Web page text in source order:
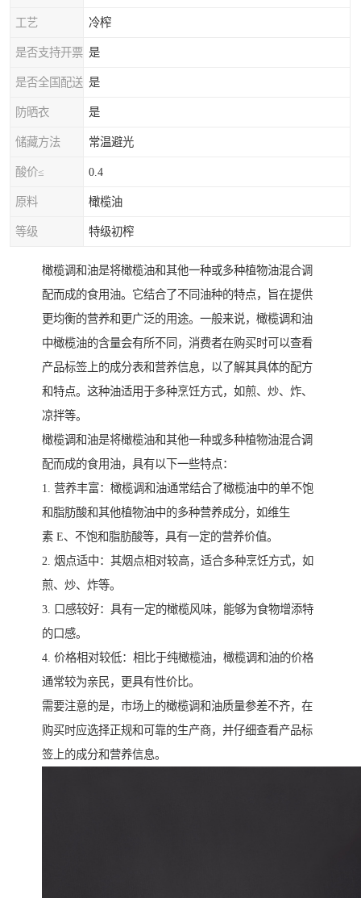
工艺 冷榨
是否支持开票 是
是否全国配送 是
防晒衣 是
储藏方法 常温避光
酸价≤ 0.4
原料 橄榄油
等级 特级初榨
橄榄调和油是将橄榄油和其他一种或多种植物油混合调
配而成的食用油。它结合了不同油种的特点，旨在提供
更均衡的营养和更广泛的用途。一般来说，橄榄调和油
中橄榄油的含量会有所不同，消费者在购买时可以查看
产品标签上的成分表和营养信息，以了解其具体的配方
和特点。这种油适用于多种烹饪方式，如煎、炒、炸、
凉拌等。
橄榄调和油是将橄榄油和其他一种或多种植物油混合调
配而成的食用油，具有以下一些特点：
1. 营养丰富：橄榄调和油通常结合了橄榄油中的单不饱
和脂肪酸和其他植物油中的多种营养成分，如维生
素 E、不饱和脂肪酸等，具有一定的营养价值。
2. 烟点适中：其烟点相对较高，适合多种烹饪方式，如
煎、炒、炸等。
3. 口感较好：具有一定的橄榄风味，能够为食物增添特
的口感。
4. 价格相对较低：相比于纯橄榄油，橄榄调和油的价格
通常较为亲民，更具有性价比。
需要注意的是，市场上的橄榄调和油质量参差不齐，在
购买时应选择正规和可靠的生产商，并仔细查看产品标
签上的成分和营养信息。